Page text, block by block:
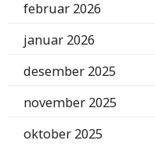
februar 2026
januar 2026
desember 2025
november 2025
oktober 2025